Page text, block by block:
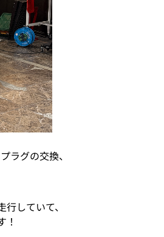
ラグの交換、
していて、
！